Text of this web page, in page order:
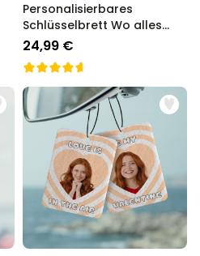
Personalisierbares
Schlüsselbrett Wo alles
Begann
24,99 €